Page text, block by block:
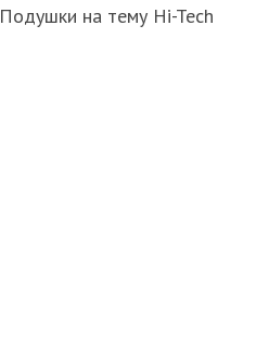
Подушки на тему Hi-Tech